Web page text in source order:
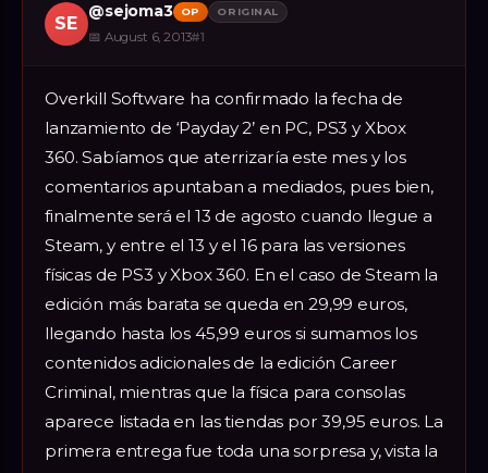
SE
@sejoma3 OP ORIGINAL
📅 August 6, 2013#1
Overkill Software ha confirmado la fecha de
lanzamiento de ‘Payday 2’ en PC, PS3 y Xbox
360. Sabíamos que aterrizaría este mes y los
comentarios apuntaban a mediados, pues bien,
finalmente será el 13 de agosto cuando llegue a
Steam, y entre el 13 y el 16 para las versiones
físicas de PS3 y Xbox 360. En el caso de Steam la
edición más barata se queda en 29,99 euros,
llegando hasta los 45,99 euros si sumamos los
contenidos adicionales de la edición Career
Criminal, mientras que la física para consolas
aparece listada en las tiendas por 39,95 euros. La
primera entrega fue toda una sorpresa y, vista la